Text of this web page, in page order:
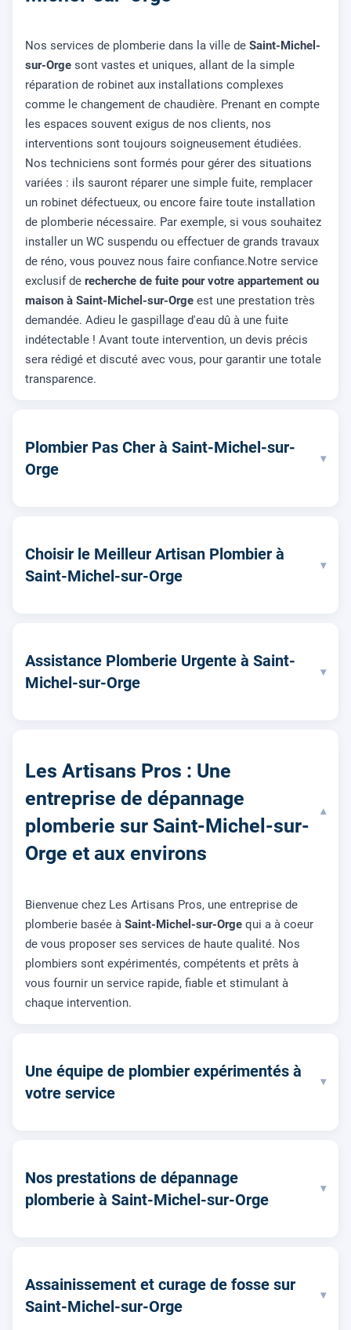
Nos services de plomberie dans la ville de Saint-Michel-
sur-Orge sont vastes et uniques, allant de la simple
réparation de robinet aux installations complexes
comme le changement de chaudière. Prenant en compte
les espaces souvent exigus de nos clients, nos
interventions sont toujours soigneusement étudiées.
Nos techniciens sont formés pour gérer des situations
variées : ils sauront réparer une simple fuite, remplacer
un robinet défectueux, ou encore faire toute installation
de plomberie nécessaire. Par exemple, si vous souhaitez
installer un WC suspendu ou effectuer de grands travaux
de réno, vous pouvez nous faire confiance.Notre service
exclusif de recherche de fuite pour votre appartement ou
maison à Saint-Michel-sur-Orge est une prestation très
demandée. Adieu le gaspillage d'eau dû à une fuite
indétectable ! Avant toute intervention, un devis précis
sera rédigé et discuté avec vous, pour garantir une totale
transparence.
Plombier Pas Cher à Saint-Michel-sur-
Orge
▾
Choisir le Meilleur Artisan Plombier à
Saint-Michel-sur-Orge
▾
Assistance Plomberie Urgente à Saint-
Michel-sur-Orge
▾
Les Artisans Pros : Une
entreprise de dépannage
plomberie sur Saint-Michel-sur-
Orge et aux environs
▾
Bienvenue chez Les Artisans Pros, une entreprise de
plomberie basée à Saint-Michel-sur-Orge qui a à coeur
de vous proposer ses services de haute qualité. Nos
plombiers sont expérimentés, compétents et prêts à
vous fournir un service rapide, fiable et stimulant à
chaque intervention.
Une équipe de plombier expérimentés à
votre service
▾
Nos prestations de dépannage
plomberie à Saint-Michel-sur-Orge
▾
Assainissement et curage de fosse sur
Saint-Michel-sur-Orge
▾